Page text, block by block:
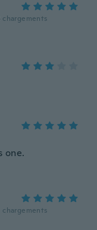
chargements
one.
chargements